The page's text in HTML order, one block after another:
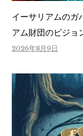
イーサリアムのガ
アム財団のビジョ
2026年8月9日